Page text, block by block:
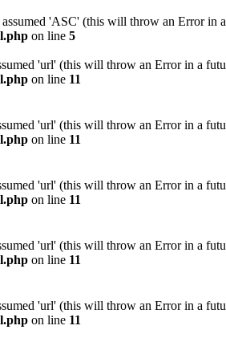
'ASC' (this will throw an Error in
on line 5
'url' (this will throw an Error in a
on line 11
'url' (this will throw an Error in a
on line 11
'url' (this will throw an Error in a
on line 11
'url' (this will throw an Error in a
on line 11
'url' (this will throw an Error in a
on line 11